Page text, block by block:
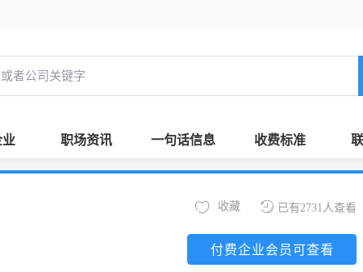
业 职场资讯 一句话信息 收费标准
已有2731人查看
收藏
付费企业会员可查看